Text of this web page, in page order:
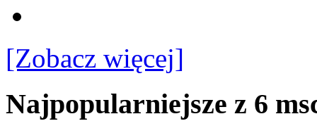
[Zobacz więcej]
Najpopularniejsze z 6